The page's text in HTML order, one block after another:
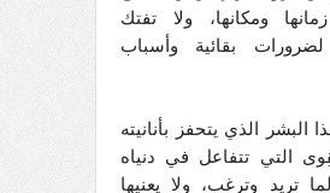
ومكانها، ولا تفتك
لضرورات بقائية وأسباب
البشر الذي يتحفز بأنانيته
التي تتفاعل في دنياه
تريد وترغب، ولا يعنيها